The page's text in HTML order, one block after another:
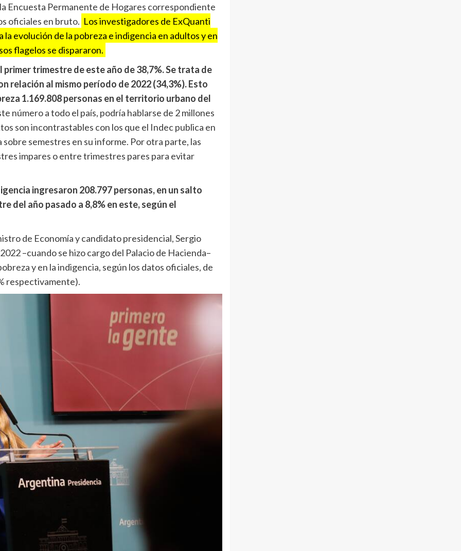
Encuesta Permanente de Hogares correspondiente
oficiales en bruto. Los investigadores de ExQuanti
la evolución de la pobreza e indigencia en adultos y en
flagelos se dispararon.
primer trimestre de este año de 38,7%. Se trata de
relación al mismo período de 2022 (34,3%). Esto
1.169.808 personas en el territorio urbano del
número a todo el país, podría hablarse de 2 millones
son incontrastables con los que el Indec publica en
semestres en su informe. Por otra parte, las
impares o entre trimestres pares para evitar
ingresaron 208.797 personas, en un salto
del año pasado a 8,8% en este, según el
de Economía y candidato presidencial, Sergio
–cuando se hizo cargo del Palacio de Hacienda–
y en la indigencia, según los datos oficiales, de
respectivamente).